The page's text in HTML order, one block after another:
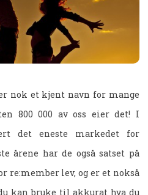
nok et kjent navn for mange
800 000 av oss eier det! I
det eneste markedet for
årene har de også satset på
re:member lev, og er et nokså
kan bruke til akkurat hva du